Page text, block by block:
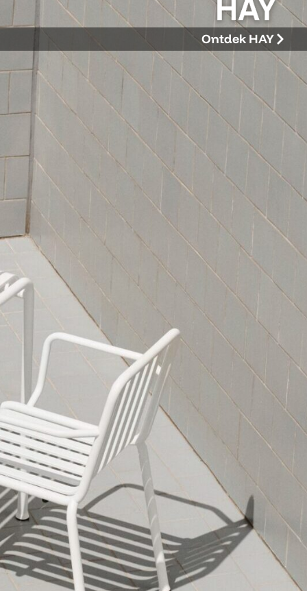
Ontdek HAY